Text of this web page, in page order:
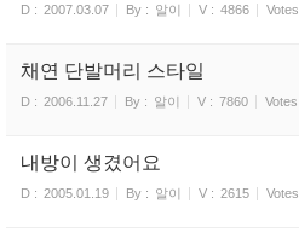
D : 2007.03.07 By : 알이 V : 4866 Votes
채연 단발머리 스타일
D : 2006.11.27 By : 알이 V : 7860 Votes
내방이 생겼어요
D : 2005.01.19 By : 알이 V : 2615 Votes